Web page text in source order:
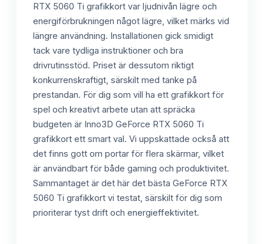
RTX 5060 Ti grafikkort var ljudnivån lägre och
energiförbrukningen något lägre, vilket märks vid
längre användning. Installationen gick smidigt
tack vare tydliga instruktioner och bra
drivrutinsstöd. Priset är dessutom riktigt
konkurrenskraftigt, särskilt med tanke på
prestandan. För dig som vill ha ett grafikkort för
spel och kreativt arbete utan att spräcka
budgeten är Inno3D GeForce RTX 5060 Ti
grafikkort ett smart val. Vi uppskattade också att
det finns gott om portar för flera skärmar, vilket
är användbart för både gaming och produktivitet.
Sammantaget är det här det bästa GeForce RTX
5060 Ti grafikkort vi testat, särskilt för dig som
prioriterar tyst drift och energieffektivitet.